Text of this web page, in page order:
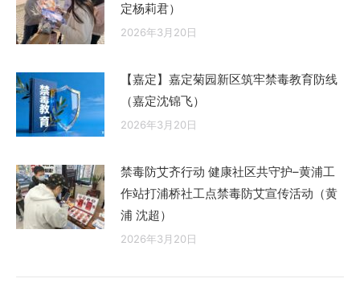
定杨莉君）
2026年3月20日
【嘉定】嘉定菊园新区筑牢禁毒教育防线
（嘉定沈锦飞）
2026年3月20日
禁毒防艾齐行动 健康社区共守护–黄浦工
作站打浦桥社工点禁毒防艾宣传活动（黄
浦 沈超）
2026年3月20日